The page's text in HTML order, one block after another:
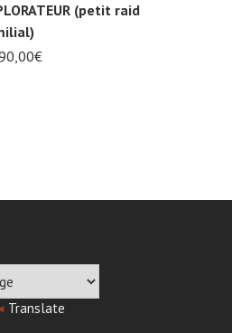
30,00€
(petit raid
€
Translate